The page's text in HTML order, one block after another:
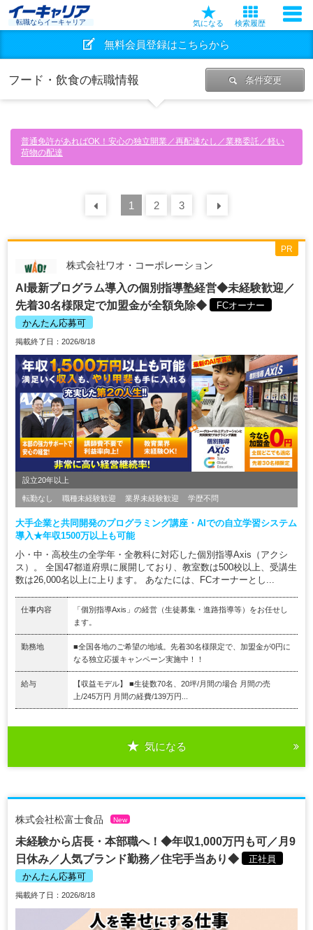
転職ならイーキャリア 気になる 検索履歴
無料会員登録はこちらから
フード・飲食の転職情報 条件変更
普通免許があればOK！安心の独立開業／再配達なし／業務委託／軽い
荷物の配達
前の 30
1 2 3
株式会社ワオ・コーポレーション
AI最新プログラム導入の個別指導塾経営◆未経験歓迎／
先着30名様限定で加盟金が全額免除◆
FCオーナー
かんたん応募可
掲載終了日：2026/8/18
設立20年以上
転勤なし 職種未経験歓迎 業界未経験歓迎 学歴不問
大手企業と共同開発のプログラミング講座・AIでの自立学習システム
導入★年収1500万以上も可能
小・中・高校生の全学年・全教科に対応した個別指導Axis（アクシ
ス）。 全国47都道府県に展開しており、教室数は500校以上、受講生
数は26,000名以上に上ります。 あなたには、FCオーナーとし...
仕事内容
「個別指導Axis」の経営（生徒募集・進路指導等）をお任せし
ます。
勤務地
■全国各地のご希望の地域。先着30名様限定で、加盟金が0円に
なる独立応援キャンペーン実施中！！
給与
【収益モデル】 ■生徒数70名、20坪/月間の場合 月間の売
上/245万円 月間の経費/139万円...
気になる
PR
株式会社松富士食品 New
未経験から店長・本部職へ！◆年収1,000万円も可／月9
日休み／人気ブランド勤務／住宅手当あり◆
正社員
かんたん応募可
掲載終了日：2026/8/18